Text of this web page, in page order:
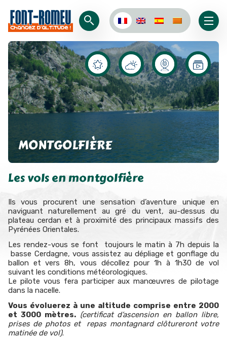
MONTGOLFIÈRE
Les vols en montgolfière
Ils vous procurent une sensation d’aventure unique en
naviguant naturellement au gré du vent, au-dessus du
plateau cerdan et à proximité des principaux massifs des
Pyrénées Orientales.
Les rendez-vous se font toujours le matin à 7h depuis la
basse Cerdagne, vous assistez au dépliage et gonflage du
ballon et vers 8h, vous décollez pour 1h à 1h30 de vol
suivant les conditions météorologiques.
Le pilote vous fera participer aux manœuvres de pilotage
dans la nacelle.
Vous évoluerez à une altitude comprise entre 2000
et 3000 mètres. (certificat d’ascension en ballon libre,
prises de photos et repas montagnard clôtureront votre
matinée de vol).